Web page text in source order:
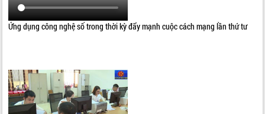
Ứng dụng công nghệ số trong thời kỳ đẩy mạnh cuộc cách mạng lần thứ tư